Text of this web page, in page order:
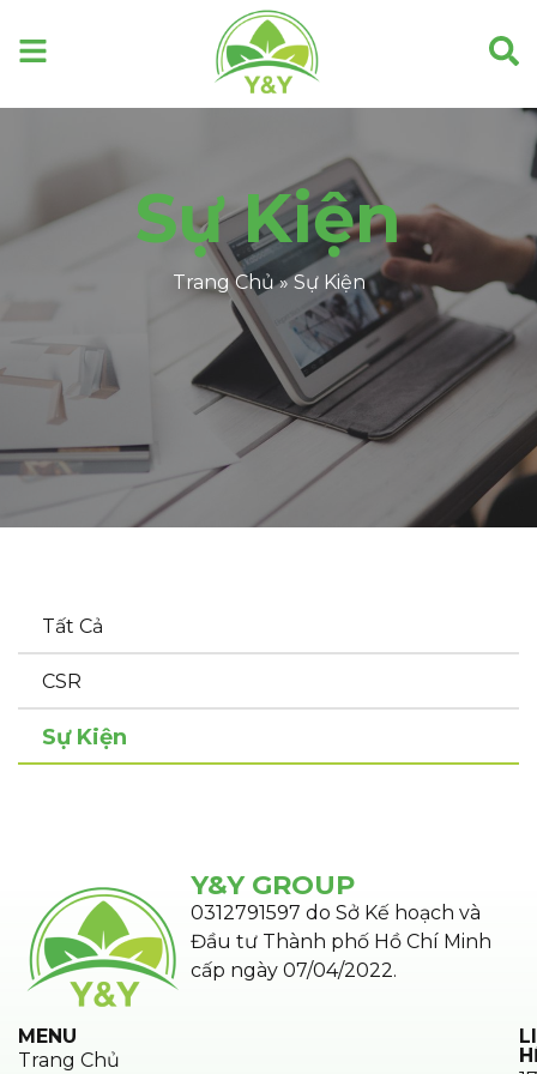
Sự Kiện
Trang Chủ»Sự Kiện
Tất Cả
CSR
Sự Kiện
Y&Y GROUP
0312791597 do Sở Kế hoạch và
Đầu tư Thành phố Hồ Chí Minh
cấp ngày 07/04/2022.
MENU
Trang Chủ